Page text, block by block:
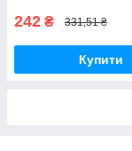
242 ₴ 331,51 ₴
Купити